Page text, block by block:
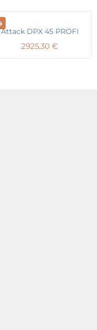
Attack DPX 45 PROFI
2925,30 €